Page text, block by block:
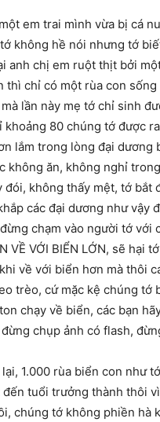
em trai mình vừa bị cá
không hề nói nhưng tớ
anh chị em ruột thịt bởi
thì chỉ có một rùa con
lần này mẹ tớ chỉ sinh
khoảng 80 chúng tớ được
lắm trong lòng đại dương
không ăn, không nghỉ
đói, không thấy mệt, tớ bắt
các đại dương như vậy
chạm vào người tớ với
VỀ VỚI BIỂN LỚN, sẽ hại
về với biển hơn mà thôi
trèo, cứ mặc kệ chúng tớ
chạy về biển, các bạn
chụp ảnh có flash,
1.000 rùa biển con như
đến tuổi trưởng thành thôi
chúng tớ không phiền hà